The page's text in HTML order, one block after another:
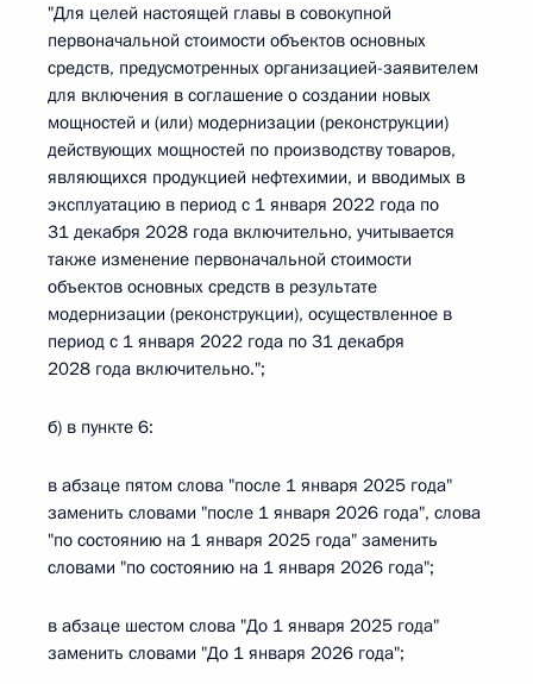
"Для целей настоящей главы в совокупной
первоначальной стоимости объектов основных
средств, предусмотренных организацией-заявителем
для включения в соглашение о создании новых
мощностей и (или) модернизации (реконструкции)
действующих мощностей по производству товаров,
являющихся продукцией нефтехимии, и вводимых в
эксплуатацию в период с 1 января 2022 года по
31 декабря 2028 года включительно, учитывается
также изменение первоначальной стоимости
объектов основных средств в результате
модернизации (реконструкции), осуществленное в
период с 1 января 2022 года по 31 декабря
2028 года включительно.";
б) в пункте 6:
в абзаце пятом слова "после 1 января 2025 года"
заменить словами "после 1 января 2026 года", слова
"по состоянию на 1 января 2025 года" заменить
словами "по состоянию на 1 января 2026 года";
в абзаце шестом слова "До 1 января 2025 года"
заменить словами "До 1 января 2026 года";